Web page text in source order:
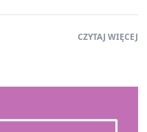
CZYTAJ WIĘCEJ